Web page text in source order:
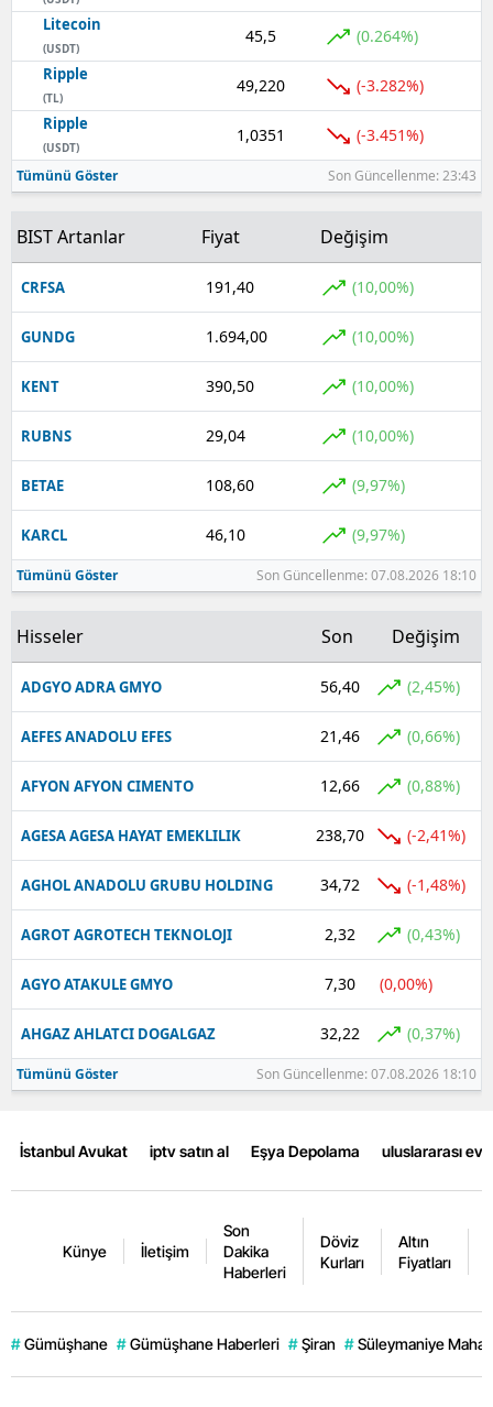
Zonguldak
Aksaray
Karaman
Kırıkkale
Batman
Iğdır
Yalova
Karabük
Kilis
Osmaniye
Litecoin
(USDT)
45,5 (0.264%)
Ripple
(TL)
49,220 (-3.282%)
Ripple
(USDT)
1,0351 (-3.451%)
Tümünü Göster Son Güncellenme: 23:43
BIST Artanlar Fiyat Değişim
CRFSA 191,40 (10,00%)
GUNDG 1.694,00 (10,00%)
KENT 390,50 (10,00%)
RUBNS 29,04 (10,00%)
BETAE 108,60 (9,97%)
KARCL 46,10 (9,97%)
Tümünü Göster Son Güncellenme: 07.08.2026 18:10
Hisseler Son Değişim
ADGYO ADRA GMYO 56,40 (2,45%)
AEFES ANADOLU EFES 21,46 (0,66%)
AFYON AFYON CIMENTO 12,66 (0,88%)
AGESA AGESA HAYAT EMEKLILIK 238,70 (-2,41%)
AGHOL ANADOLU GRUBU HOLDING 34,72 (-1,48%)
AGROT AGROTECH TEKNOLOJI 2,32 (0,43%)
AGYO ATAKULE GMYO 7,30 (0,00%)
AHGAZ AHLATCI DOGALGAZ 32,22 (0,37%)
Tümünü Göster Son Güncellenme: 07.08.2026 18:10
İstanbul Avukat iptv satın al Eşya Depolama uluslararası
Künye İletişim
Son
Dakika
Haberleri
Döviz
Kurları
Altın
Fiyatları
# Gümüşhane # Gümüşhane Haberleri # Şiran # Süleymaniye